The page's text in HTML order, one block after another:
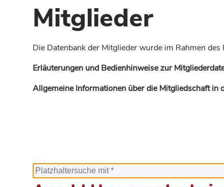
Mitglieder
Die Datenbank der Mitglieder wurde im Rahmen
Erläuterungen und Bedienhinweise zur
Allgemeine Informationen über die Mitgliedschaft in